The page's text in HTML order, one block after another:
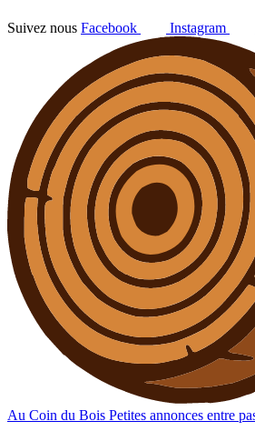
Suivez nous Facebook Instagram
Au Coin du Bois Petites annonces entre